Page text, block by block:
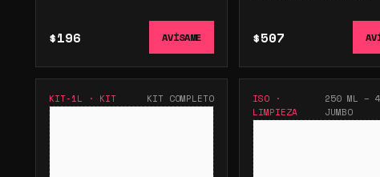
$196 AVÍSAME $507
KIT-1L · KIT KIT COMPLETO ISO ·
LIMPIEZA
250 ML –
JUMBO